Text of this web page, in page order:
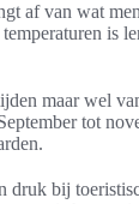
af van wat
is
maar wel
tot
druk bij